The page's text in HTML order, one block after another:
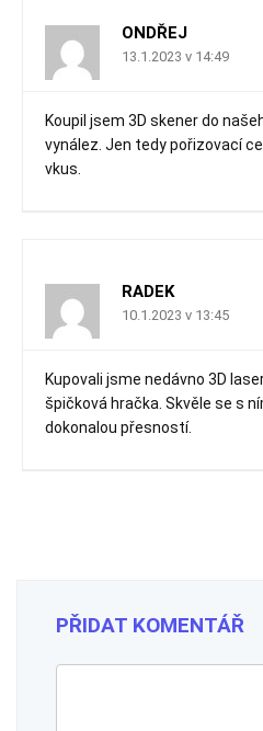
ONDŘEJ
13.1.2023 v 14:49
Koupil jsem 3D skener do
vynález. Jen tedy pořizovací
vkus.
RADEK
10.1.2023 v 13:45
Kupovali jsme nedávno 3D
špičková hračka. Skvěle se s
dokonalou přesností.
PŘIDAT KOMENTÁŘ